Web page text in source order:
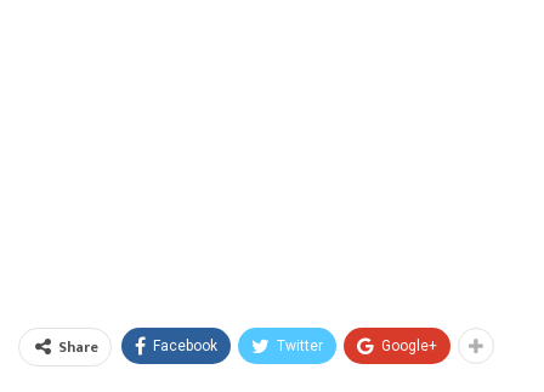
Share Facebook Twitter Google+